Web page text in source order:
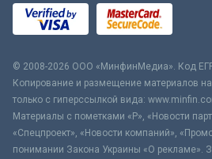
© 2008-2026 ООО «МинфинМедиа». Код
Копирование и размещение материалов на
только с гиперссылкой вида:
Материалы с пометками «Р», «Новости
«Спецпроект», «Новости компаний»,
понимании Закона Украины «О рекламе».